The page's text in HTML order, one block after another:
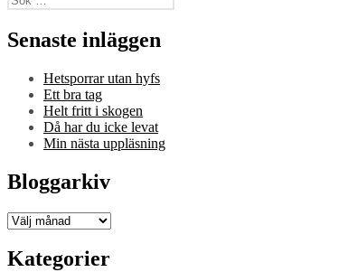
efter:
Senaste inläggen
Hetsporrar utan hyfs
Ett bra tag
Helt fritt i skogen
Då har du icke levat
Min nästa uppläsning
Bloggarkiv
Bloggarkiv
Kategorier